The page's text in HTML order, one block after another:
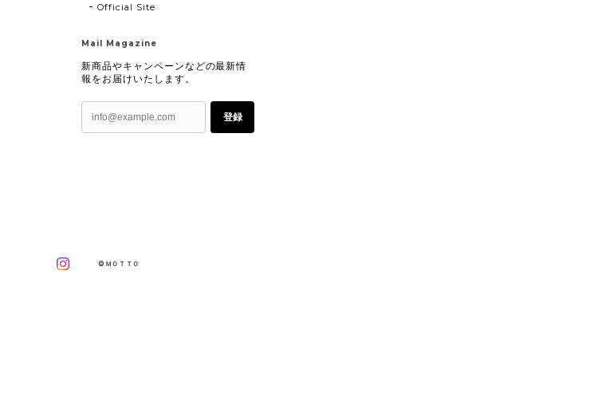
Official Site
Mail Magazine
新商品やキャンペーンなどの最新情
報をお届けいたします。
登録
©ＭＯＴＴＯ